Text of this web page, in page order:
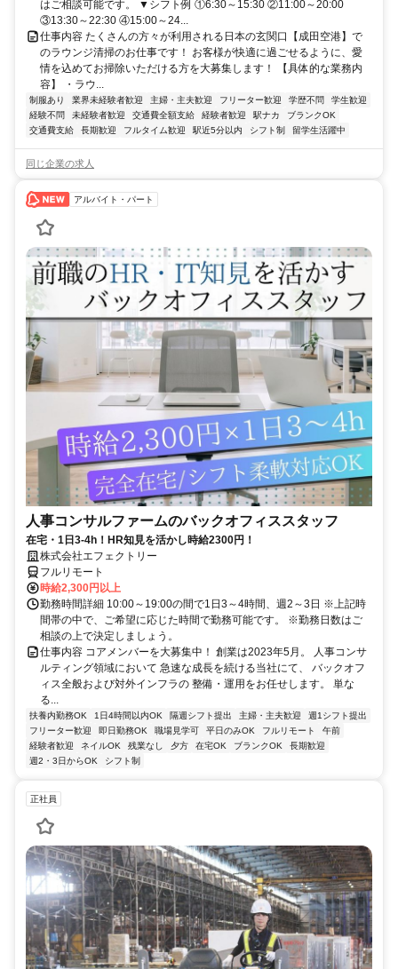
はご相談可能です。 ▼シフト例 ①6:30～15:30 ②11:00～20:00
③13:30～22:30 ④15:00～24...
仕事内容 たくさんの方々が利用される日本の玄関口【成田空港】で
のラウンジ清掃のお仕事です！ お客様が快適に過ごせるように、愛
情を込めてお掃除いただける方を大募集します！ 【具体的な業務内
容】 ・ラウ...
制服あり 業界未経験者歓迎 主婦・主夫歓迎 フリーター歓迎 学歴不問
学生歓迎
経験不問
未経験者歓迎 交通費全額支給 経験者歓迎 駅ナカ
ブランクOK
交通費支給
長期歓迎 フルタイム歓迎 駅近5分以内 シフト制 留学生活躍中
同じ企業の求人
アルバイト・パート
人事コンサルファームのバックオフィススタッフ
在宅・1日3-4h！HR知見を活かし時給2300円！
株式会社エフェクトリー
フルリモート
時給2,300円以上
勤務時間詳細 10:00～19:00の間で1日3～4時間、週2～3日 ※上記時
間帯の中で、ご希望に応じた時間で勤務可能です。 ※勤務日数はご
相談の上で決定しましょう。
仕事内容 コアメンバーを大募集中！ 創業は2023年5月。 人事コンサ
ルティング領域において 急速な成長を続ける当社にて、 バックオフ
ィス全般および対外インフラの 整備・運用をお任せします。 単な
る...
扶養内勤務OK 1日4時間以内OK 隔週シフト提出 主婦・主夫歓迎
週1シフト提出
フリーター歓迎
即日勤務OK 職場見学可 平日のみOK フルリモート
午前
経験者歓迎
ネイルOK 残業なし 夕方 在宅OK ブランクOK
長期歓迎
週2・3日からOK
シフト制
正社員